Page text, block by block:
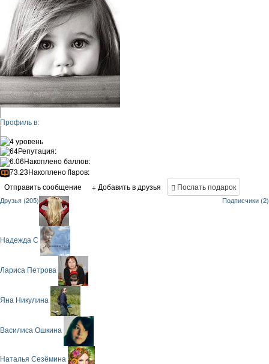
Профиль в:
4 уровень
64Репутация:
6.06Накоплено баллов:
73.23Накоплено flapов:
Отправить сообщение
+ Добавить в друзья Послать подарок
Друзья (205) Подписчики (2)
Надежда С
Лариса Петрова
Яна Никулина
Василиса Ошкина
Наталья Сезёмина